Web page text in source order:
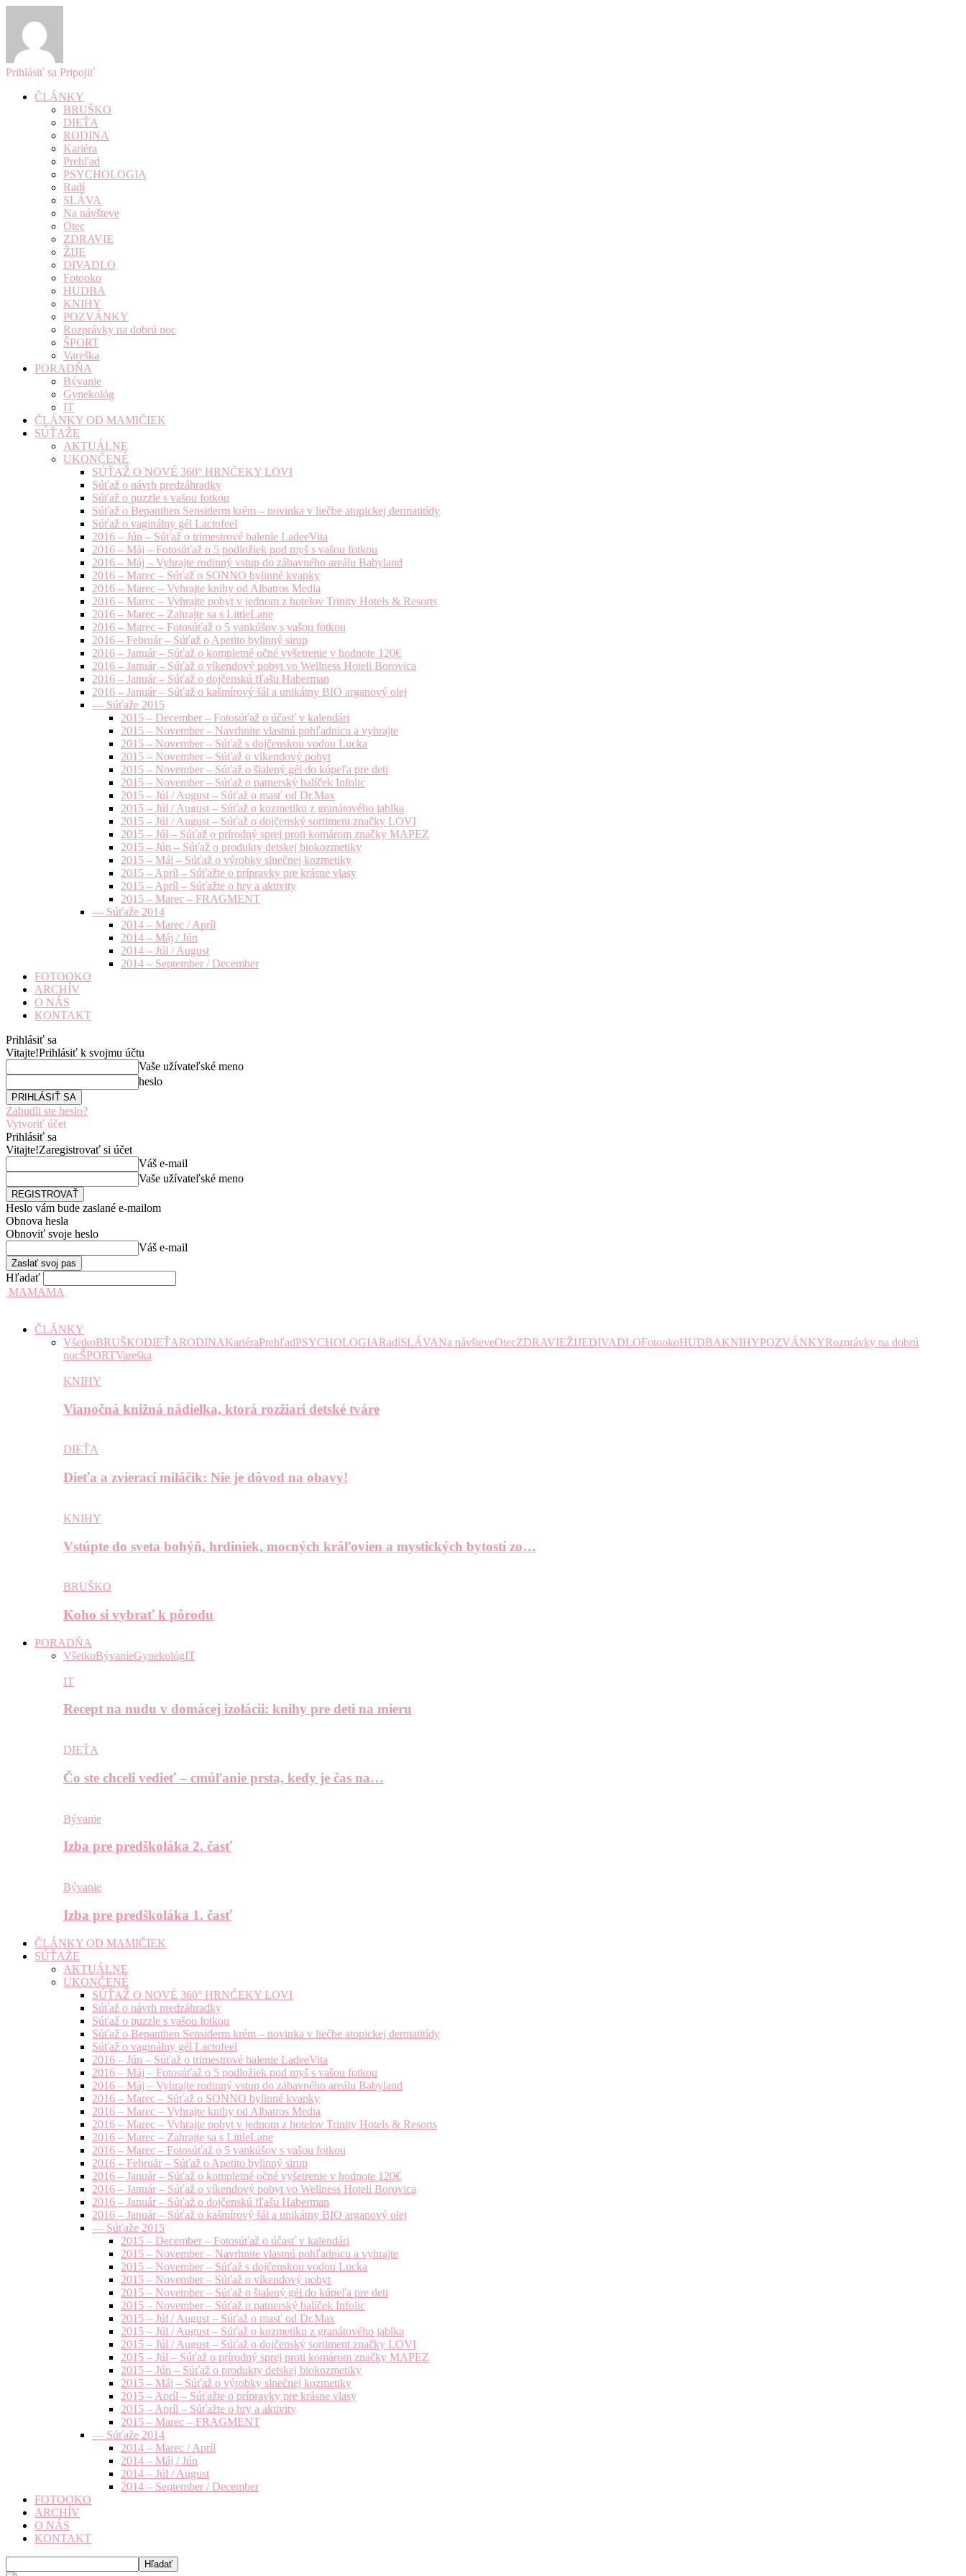
Prihlásiť sa Pripojiť
ČLÁNKY
BRUŠKO
DIEŤA
RODINA
Kariéra
Prehľad
PSYCHOLOGIA
Radí
SLÁVA
Na návšteve
Otec
ZDRAVIE
ŽIJE
DIVADLO
Fotooko
HUDBA
KNIHY
POZVÁNKY
Rozprávky na dobrú noc
ŠPORT
Vareška
PORADŇA
Bývanie
Gynekológ
IT
ČLÁNKY OD MAMIČIEK
SÚŤAŽE
AKTUÁLNE
UKONČENÉ
SÚŤAŽ O NOVÉ 360° HRNČEKY LOVI
Súťaž o návrh predzáhradky
Súťaž o puzzle s vašou fotkou
Súťaž o Bepanthen Sensiderm krém – novinka v liečbe atopickej dermatitídy
Súťaž o vaginálny gél Lactofeel
2016 – Jún – Súťaž o trimestrové balenie LadeeVita
2016 – Máj – Fotosúťaž o 5 podložiek pod myš s vašou fotkou
2016 – Máj – Vyhrajte rodinný vstup do zábavného areálu Babyland
2016 – Marec – Súťaž o SONNO bylinné kvapky
2016 – Marec – Vyhrajte knihy od Albatros Media
2016 – Marec – Vyhrajte pobyt v jednom z hotelov Trinity Hotels & Resorts
2016 – Marec – Zahrajte sa s LittleLane
2016 – Marec – Fotosúťaž o 5 vankúšov s vašou fotkou
2016 – Február – Súťaž o Apetito bylinný sirup
2016 – Január – Súťaž o kompletné očné vyšetrenie v hodnote 120€
2016 – Január – Súťaž o víkendový pobyt vo Wellness Hoteli Borovica
2016 – Január – Súťaž o dojčenskú fľašu Haberman
2016 – Január – Súťaž o kašmírový šál a unikátny BIO arganový olej
— Súťaže 2015
2015 – December – Fotosúťaž o účasť v kalendári
2015 – November – Navrhnite vlastnú pohľadnicu a vyhrajte
2015 – November – Súťaž s dojčenskou vodou Lucka
2015 – November – Súťaž o víkendový pobyt
2015 – November – Súťaž o šialený gél do kúpeľa pre deti
2015 – November – Súťaž o patnerský balíček Infolic
2015 – Júl / August – Súťaž o masť od Dr.Max
2015 – Júl / August – Súťaž o kozmetiku z granátového jablka
2015 – Júl / August – Súťaž o dojčenský sortiment značky LOVI
2015 – Júl – Súťaž o prírodný sprej proti komárom značky MAPEZ
2015 – Jún – Súťaž o produkty detskej biokozmetiky
2015 – Máj – Súťaž o výrobky slnečnej kozmetiky
2015 – Apríl – Súťažte o prípravky pre krásne vlasy
2015 – Apríl – Súťažte o hry a aktivity
2015 – Marec – FRAGMENT
— Súťaže 2014
2014 – Marec / Apríl
2014 – Máj / Jún
2014 – Júl / August
2014 – September / December
FOTOOKO
ARCHÍV
O NÁS
KONTAKT
Prihlásiť sa
Vitajte!Prihlásiť k svojmu účtu
Vaše užívateľské meno
heslo
Zabudli ste heslo?
Vytvoriť účet
Prihlásiť sa
Vitajte!Zaregistrovať si účet
Váš e-mail
Vaše užívateľské meno
Heslo vám bude zaslané e-mailom
Obnova hesla
Obnoviť svoje heslo
Váš e-mail
Hľadať
MAMAMA
ČLÁNKY
VšetkoBRUŠKODIEŤARODINAKariéraPrehľadPSYCHOLOGIARadíSLÁVANa návšteveOtecZDRAVIEŽIJEDIVADLOFotookoHUDBAKNIHYPOZVÁNKYRozprávky na dobrú
nocŠPORTVareška
KNIHY
Vianočná knižná nádielka, ktorá rozžiari detské tváre
DIEŤA
Dieťa a zvierací miláčik: Nie je dôvod na obavy!
KNIHY
Vstúpte do sveta bohýň, hrdiniek, mocných kráľovien a mystických bytostí zo…
BRUŠKO
Koho si vybrať k pôrodu
PORADŇA
VšetkoBývanieGynekológIT
IT
Recept na nudu v domácej izolácii: knihy pre deti na mieru
DIEŤA
Čo ste chceli vedieť – cmúľanie prsta, kedy je čas na…
Bývanie
Izba pre predškoláka 2. časť
Bývanie
Izba pre predškoláka 1. časť
ČLÁNKY OD MAMIČIEK
SÚŤAŽE
AKTUÁLNE
UKONČENÉ
SÚŤAŽ O NOVÉ 360° HRNČEKY LOVI
Súťaž o návrh predzáhradky
Súťaž o puzzle s vašou fotkou
Súťaž o Bepanthen Sensiderm krém – novinka v liečbe atopickej dermatitídy
Súťaž o vaginálny gél Lactofeel
2016 – Jún – Súťaž o trimestrové balenie LadeeVita
2016 – Máj – Fotosúťaž o 5 podložiek pod myš s vašou fotkou
2016 – Máj – Vyhrajte rodinný vstup do zábavného areálu Babyland
2016 – Marec – Súťaž o SONNO bylinné kvapky
2016 – Marec – Vyhrajte knihy od Albatros Media
2016 – Marec – Vyhrajte pobyt v jednom z hotelov Trinity Hotels & Resorts
2016 – Marec – Zahrajte sa s LittleLane
2016 – Marec – Fotosúťaž o 5 vankúšov s vašou fotkou
2016 – Február – Súťaž o Apetito bylinný sirup
2016 – Január – Súťaž o kompletné očné vyšetrenie v hodnote 120€
2016 – Január – Súťaž o víkendový pobyt vo Wellness Hoteli Borovica
2016 – Január – Súťaž o dojčenskú fľašu Haberman
2016 – Január – Súťaž o kašmírový šál a unikátny BIO arganový olej
— Súťaže 2015
2015 – December – Fotosúťaž o účasť v kalendári
2015 – November – Navrhnite vlastnú pohľadnicu a vyhrajte
2015 – November – Súťaž s dojčenskou vodou Lucka
2015 – November – Súťaž o víkendový pobyt
2015 – November – Súťaž o šialený gél do kúpeľa pre deti
2015 – November – Súťaž o patnerský balíček Infolic
2015 – Júl / August – Súťaž o masť od Dr.Max
2015 – Júl / August – Súťaž o kozmetiku z granátového jablka
2015 – Júl / August – Súťaž o dojčenský sortiment značky LOVI
2015 – Júl – Súťaž o prírodný sprej proti komárom značky MAPEZ
2015 – Jún – Súťaž o produkty detskej biokozmetiky
2015 – Máj – Súťaž o výrobky slnečnej kozmetiky
2015 – Apríl – Súťažte o prípravky pre krásne vlasy
2015 – Apríl – Súťažte o hry a aktivity
2015 – Marec – FRAGMENT
— Súťaže 2014
2014 – Marec / Apríl
2014 – Máj / Jún
2014 – Júl / August
2014 – September / December
FOTOOKO
ARCHÍV
O NÁS
KONTAKT